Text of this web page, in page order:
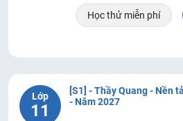
Học thử miễn phí
Lớp
11
[S1] - Thầy Quang - Nền
- Năm 2027